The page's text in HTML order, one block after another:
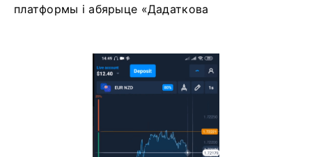
платформы і абярыце «Дадаткова